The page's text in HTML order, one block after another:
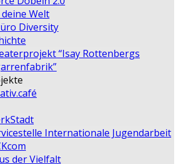
Welt
Diversity
“Isay Rottenbergs
Internationale Jugendarbeit
der Vielfalt